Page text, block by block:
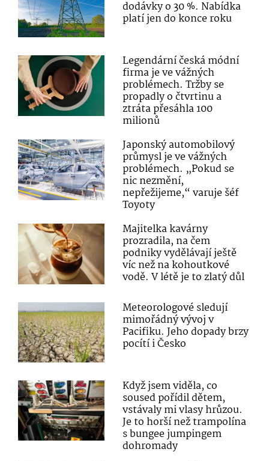
dodávky o 30 %. Nabídka
platí jen do konce roku
Legendární česká módní
firma je ve vážných
problémech. Tržby se
propadly o čtvrtinu a
ztráta přesáhla 100
milionů
Japonský automobilový
průmysl je ve vážných
problémech. „Pokud se
nic nezmění,
nepřežijeme,“ varuje šéf
Toyoty
Majitelka kavárny
prozradila, na čem
podniky vydělávají ještě
víc než na kohoutkové
vodě. V létě je to zlatý důl
Meteorologové sledují
mimořádný vývoj v
Pacifiku. Jeho dopady brzy
pocítí i Česko
Když jsem viděla, co
soused pořídil dětem,
vstávaly mi vlasy hrůzou.
Je to horší než trampolína
s bungee jumpingem
dohromady